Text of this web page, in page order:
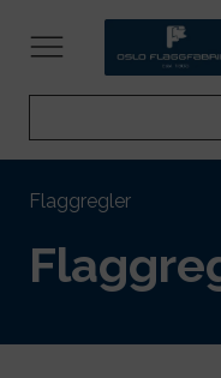
Flaggregler